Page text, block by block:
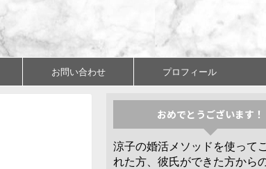
お問い合わせ プロフィール
おめでとうございます！
涼子の婚活メソッドを使って
れた方、彼氏ができた方から